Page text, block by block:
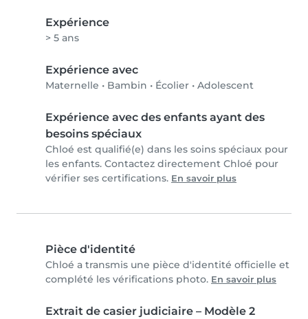
Expérience
> 5 ans
Expérience avec
Maternelle • Bambin • Écolier • Adolescent
Expérience avec des enfants ayant des
besoins spéciaux
Chloé est qualifié(e) dans les soins spéciaux pour
les enfants. Contactez directement Chloé pour
vérifier ses certifications. En savoir plus
Pièce d'identité
Chloé a transmis une pièce d'identité officielle et
complété les vérifications photo. En savoir plus
Extrait de casier judiciaire – Modèle 2